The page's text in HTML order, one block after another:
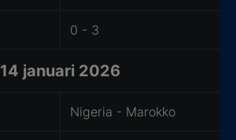
0 - 3
14 januari 2026
Nigeria - Marokko